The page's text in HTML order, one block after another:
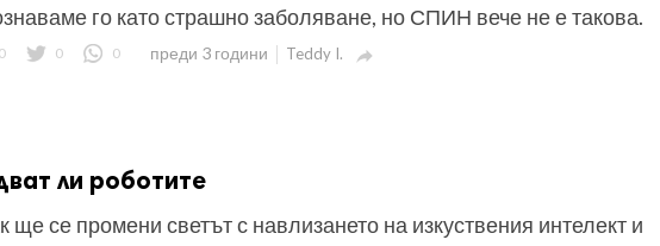
го като страшно заболяване, но СПИН вече не е такова.
0 0 0 преди 3 години Teddy I. 
ли роботите
ще се промени светът с навлизането на изкуствения интелект и